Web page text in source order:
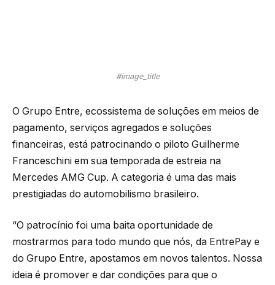
#image_title
O Grupo Entre, ecossistema de soluções em meios de
pagamento, serviços agregados e soluções
financeiras, está patrocinando o piloto Guilherme
Franceschini em sua temporada de estreia na
Mercedes AMG Cup. A categoria é uma das mais
prestigiadas do automobilismo brasileiro.
“O patrocínio foi uma baita oportunidade de
mostrarmos para todo mundo que nós, da EntrePay e
do Grupo Entre, apostamos em novos talentos. Nossa
ideia é promover e dar condições para que o